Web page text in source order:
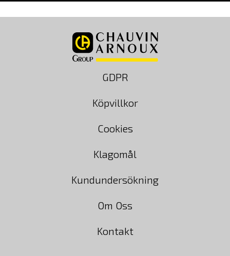
GDPR
Köpvillkor
Cookies
Klagomål
Kundundersökning
Om Oss
Kontakt